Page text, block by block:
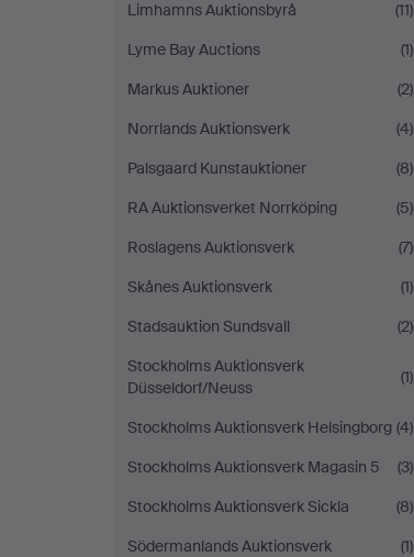
Limhamns Auktionsbyrå
(11)
Lyme Bay Auctions
(1)
Markus Auktioner
(2)
Norrlands Auktionsverk
(4)
Palsgaard Kunstauktioner
(8)
RA Auktionsverket Norrköping
(5)
Roslagens Auktionsverk
(7)
Skånes Auktionsverk
(1)
Stadsauktion Sundsvall
(2)
Stockholms Auktionsverk
Düsseldorf/Neuss
(1)
Stockholms Auktionsverk Helsingborg (4)
Stockholms Auktionsverk Magasin 5
(3)
Stockholms Auktionsverk Sickla
(8)
Södermanlands Auktionsverk
(1)